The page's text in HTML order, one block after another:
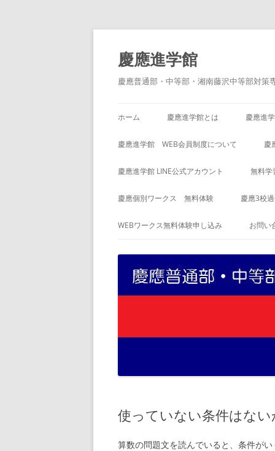
コ
テ
ン
ツ
へ
ス
慶應進学館
慶應普通部・中等部・湘南藤沢中等部対策
ホーム 慶應進学館とは 慶應進
慶應進学館 WEB会員制度について 慶
慶應進学館 LINE公式アカウント 無料学
慶應個別ワークス 無料体験 慶應3校
WEBワークス無料体験申し込み お問い
使っていない条件はない
算数の問題文を読んでいると、条件がい